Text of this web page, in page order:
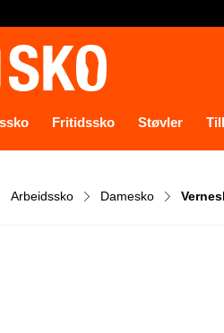
Fritidssko Støvler
Arbeidssko Damesko